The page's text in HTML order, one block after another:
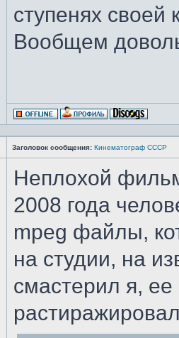
ступенях своей
Вообщем
Заголовок сообщения: Кинематограф СССР
Неплохой
2008 года
mpeg файлы,
на студии, на
смастерил я, ее